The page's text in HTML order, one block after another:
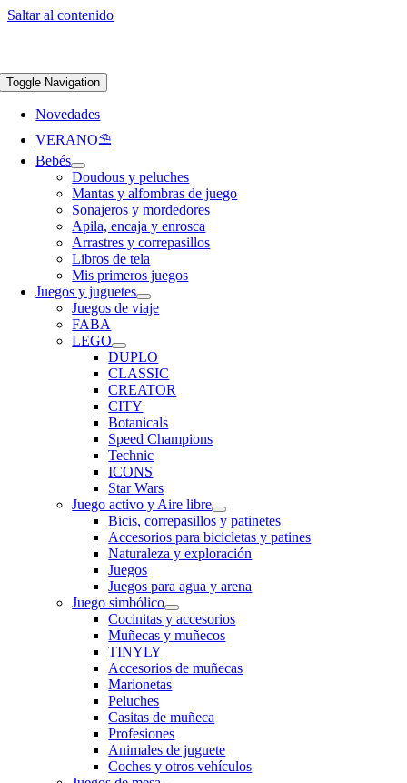
Saltar al contenido
Toggle Navigation
Novedades
VERANO⛱️​
Bebés
Doudous y peluches
Mantas y alfombras de juego
Sonajeros y mordedores
Apila, encaja y enrosca
Arrastres y correpasillos
Libros de tela
Mis primeros juegos
Juegos y juguetes
Juegos de viaje
FABA
LEGO
DUPLO
CLASSIC
CREATOR
CITY
Botanicals
Speed Champions
Technic
ICONS
Star Wars
Juego activo y Aire libre
Bicis, correpasillos y patinetes
Accesorios para bicicletas y patines
Naturaleza y exploración
Juegos
Juegos para agua y arena
Juego simbólico
Cocinitas y accesorios
Muñecas y muñecos
TINYLY
Accesorios de muñecas
Marionetas
Peluches
Casitas de muñeca
Profesiones
Animales de juguete
Coches y otros vehículos